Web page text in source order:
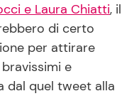
Ricette in TV
Piatti
e Laura Chiatti, il
di certo
per attirare
e
dal quel tweet alla